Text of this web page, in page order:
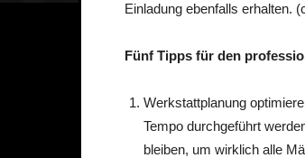
Einladung ebenfalls erhalten.
Fünf Tipps für den
Werkstattplanung
Tempo durchgeführt
bleiben, um wirklich alle